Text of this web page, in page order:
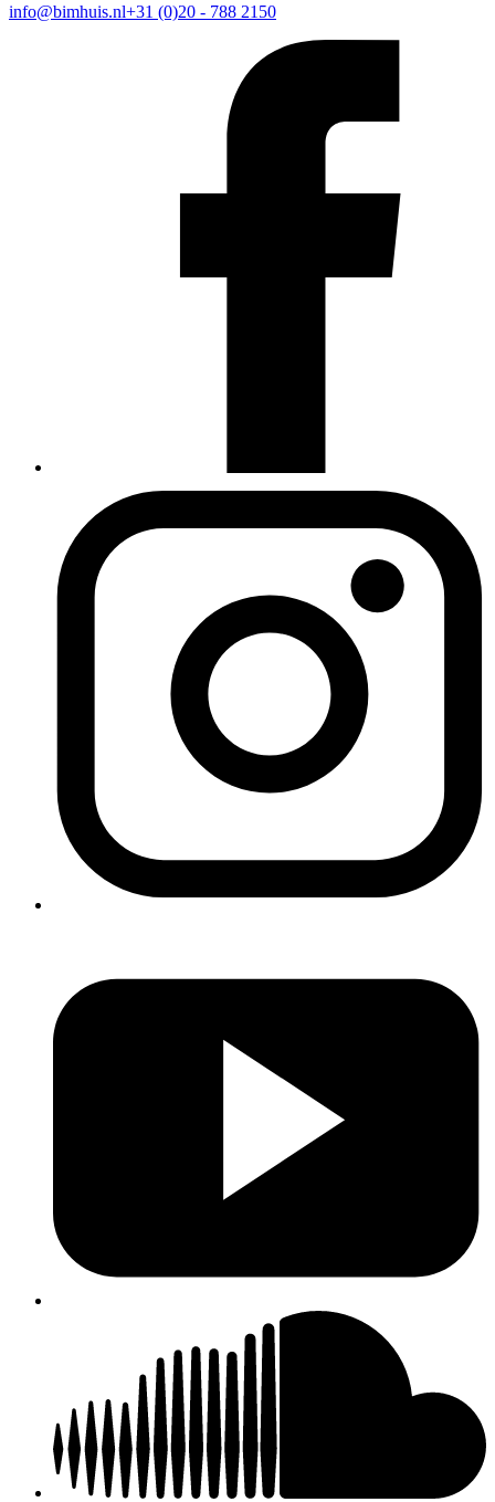
info@bimhuis.nl+31 (0)20 - 788 2150